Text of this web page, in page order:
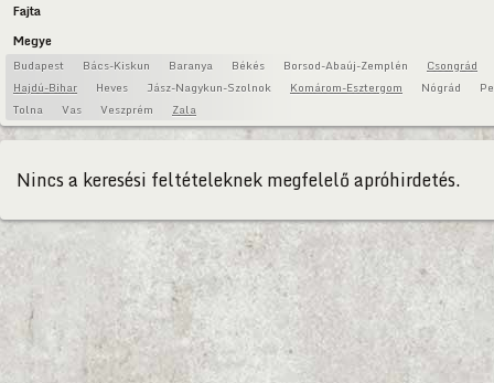
Fajta
Megye
Budapest Bács-Kiskun Baranya Békés Borsod-Abaúj-Zemplén
Csongrád
Hajdú-Bihar
Heves Jász-Nagykun-Szolnok Komárom-Esztergom Nógrád
Tolna
Vas Veszprém Zala
Nincs a keresési feltételeknek megfelelő apróhirdetés.